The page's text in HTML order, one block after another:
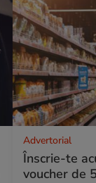
Advertorial
Înscrie-te
voucher de